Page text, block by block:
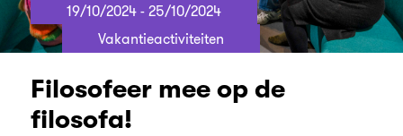
19/10/2024 - 25/10/2024
Vakantieactiviteiten
Filosofeer mee op de
filosofa!